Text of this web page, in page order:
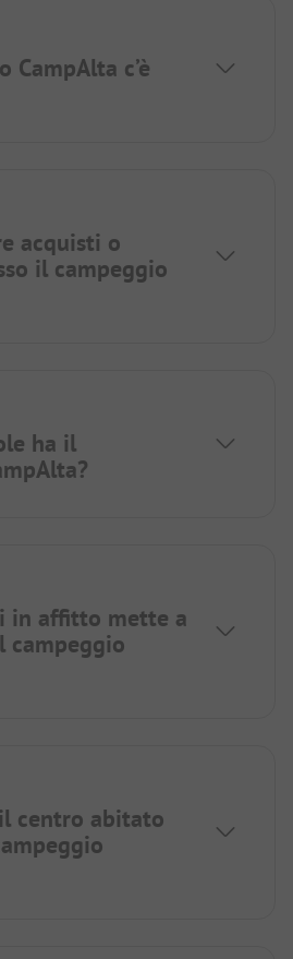
CampAlta c’è
acquisti o
il campeggio
ha il
in affitto mette a
campeggio
centro abitato